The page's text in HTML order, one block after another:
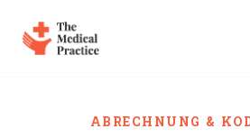
ABRECHNUNG &